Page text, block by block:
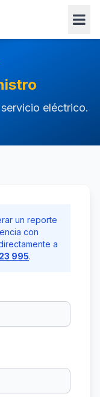
eléctrico.
un reporte
con
a
995.